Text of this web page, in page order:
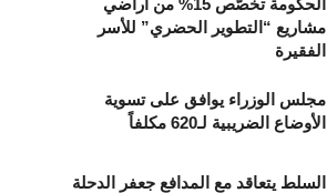
الحكومة تخصّص 15% من أراضي
مشاريع “التطوير الحضري” للأسر
الفقيرة
مجلس الوزراء يوافق على تسوية
الأوضاع الضريبية لـ620 مكلفاً
السلط يتعاقد مع المدافع جعفر الدحلة